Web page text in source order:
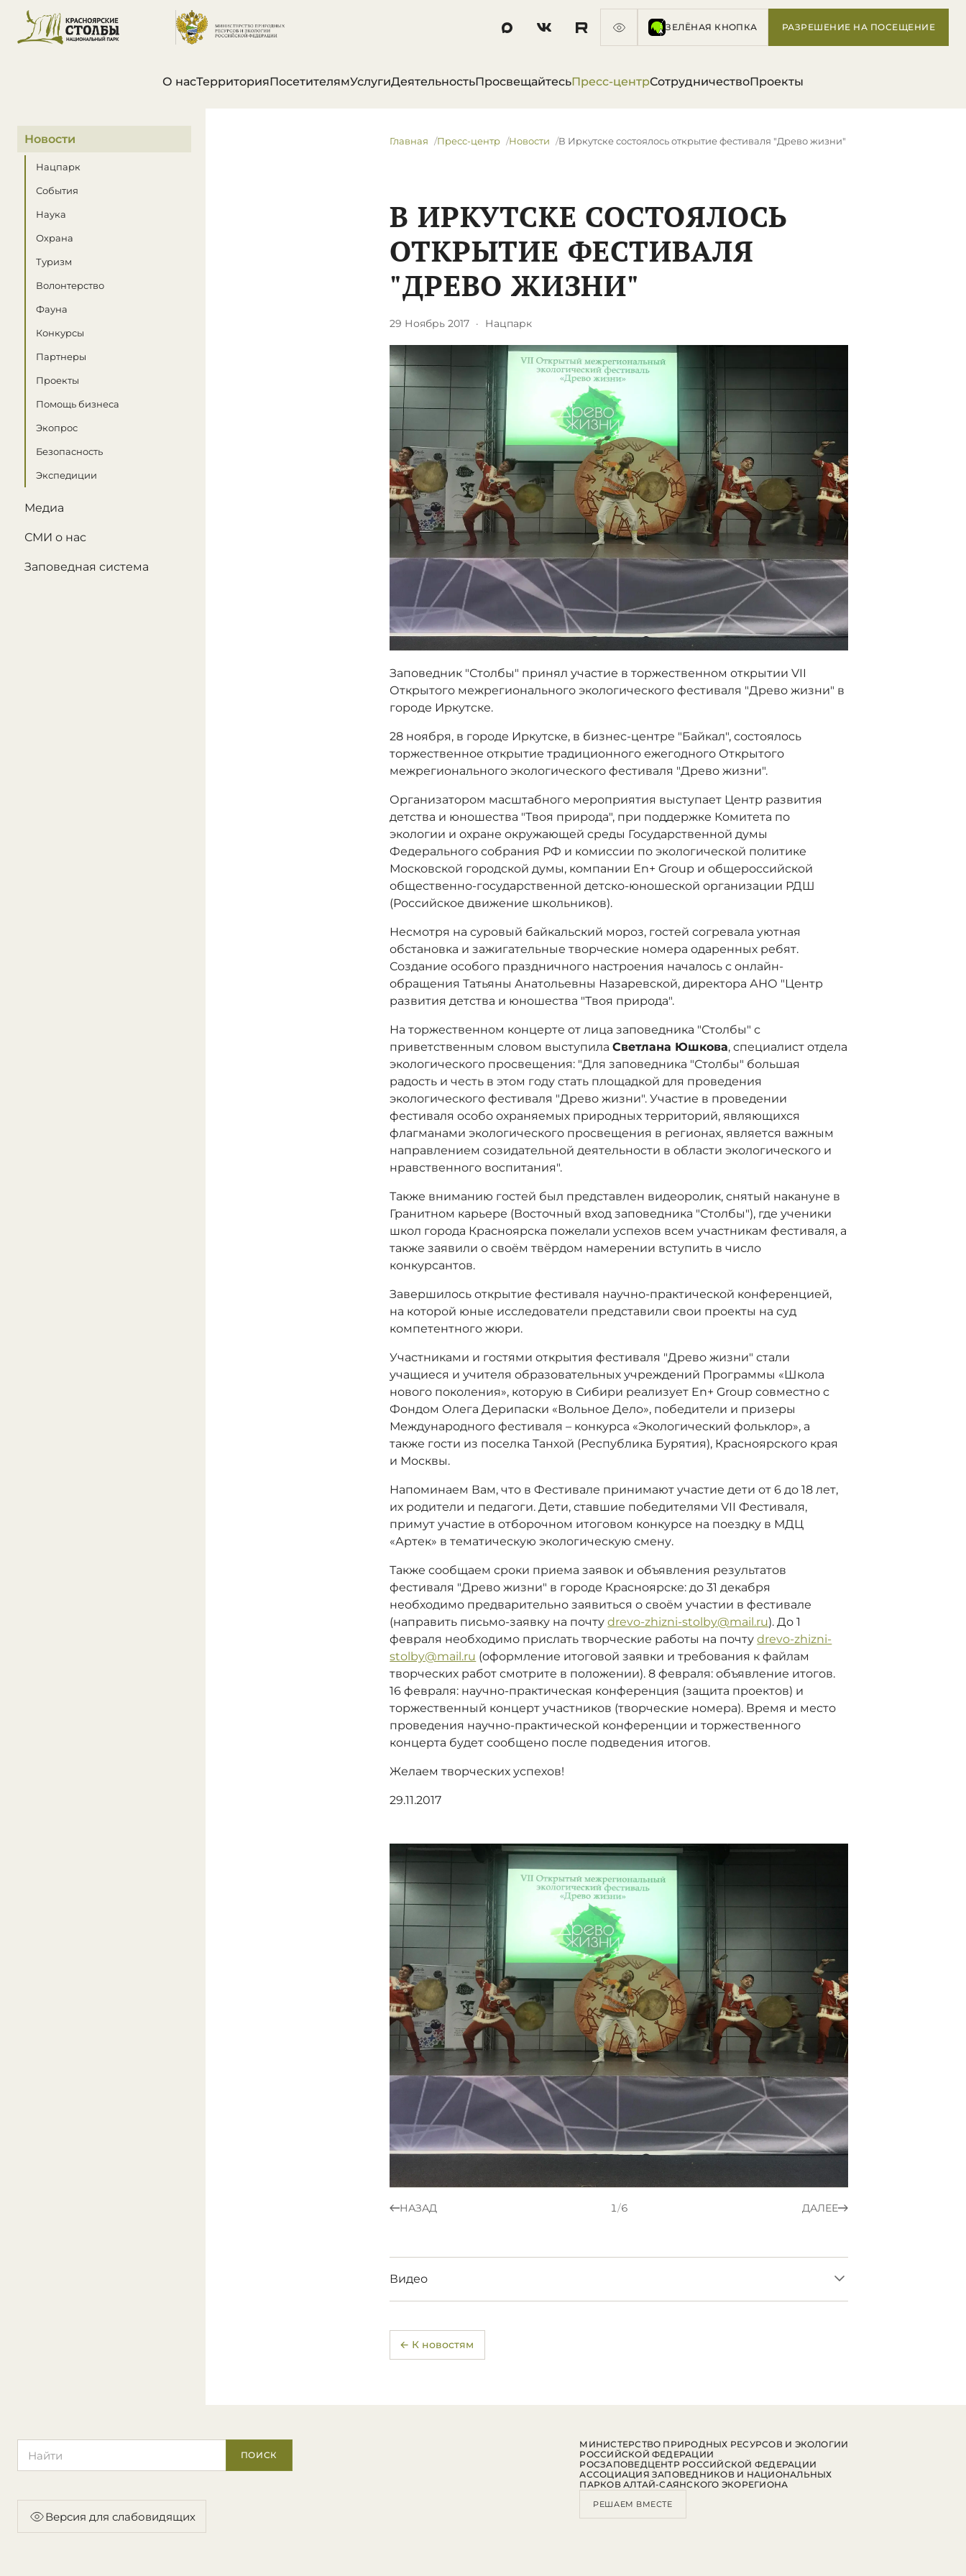
ЗЕЛЁНАЯ КНОПКА РАЗРЕШЕНИЕ НА ПОСЕЩЕНИЕ
О насТерриторияПосетителямУслугиДеятельностьПросвещайтесьПресс-центрСотрудничествоПроекты
В этом разделе
Новости
Нацпарк
События
Наука
Охрана
Туризм
Волонтерство
Фауна
Конкурсы
Партнеры
Проекты
Помощь бизнеса
Экопрос
Безопасность
Экспедиции
Медиа
СМИ о нас
Заповедная система
Главная Пресс-центр Новости В Иркутске состоялось открытие фестиваля "Древо жизни"
В ИРКУТСКЕ СОСТОЯЛОСЬ
ОТКРЫТИЕ ФЕСТИВАЛЯ
"ДРЕВО ЖИЗНИ"
29 Ноябрь 2017 · Нацпарк
Заповедник "Столбы" принял участие в торжественном открытии VII
Открытого межрегионального экологического фестиваля "Древо жизни" в
городе Иркутске.
28 ноября, в городе Иркутске, в бизнес-центре "Байкал", состоялось
торжественное открытие традиционного ежегодного Открытого
межрегионального экологического фестиваля "Древо жизни".
Организатором масштабного мероприятия выступает Центр развития
детства и юношества "Твоя природа", при поддержке Комитета по
экологии и охране окружающей среды Государственной думы
Федерального собрания РФ и комиссии по экологической политике
Московской городской думы, компании En+ Group и общероссийской
общественно-государственной детско-юношеской организации РДШ
(Российское движение школьников).
Несмотря на суровый байкальский мороз, гостей согревала уютная
обстановка и зажигательные творческие номера одаренных ребят.
Создание особого праздничного настроения началось с онлайн-
обращения Татьяны Анатольевны Назаревской, директора АНО "Центр
развития детства и юношества "Твоя природа".
На торжественном концерте от лица заповедника "Столбы" с
приветственным словом выступилаСветлана Юшкова, специалист отдела
экологического просвещения: "Для заповедника "Столбы" большая
радость и честь в этом году стать площадкой для проведения
экологического фестиваля "Древо жизни". Участие в проведении
фестиваля особо охраняемых природных территорий, являющихся
флагманами экологического просвещения в регионах, является важным
направлением созидательной деятельности в области экологического и
нравственного воспитания".
Также вниманию гостей был представлен видеоролик, снятый накануне в
Гранитном карьере (Восточный вход заповедника "Столбы"), где ученики
школ города Красноярска пожелали успехов всем участникам фестиваля, а
также заявили о своём твёрдом намерении вступить в число
конкурсантов.
Завершилось открытие фестиваля научно-практической конференцией,
на которой юные исследователи представили свои проекты на суд
компетентного жюри.
Участниками и гостями открытия фестиваля "Древо жизни" стали
учащиеся и учителя образовательных учреждений Программы «Школа
нового поколения», которую в Сибири реализует En+ Group совместно с
Фондом Олега Дерипаски «Вольное Дело», победители и призеры
Международного фестиваля – конкурса «Экологический фольклор», а
также гости из поселка Танхой (Республика Бурятия), Красноярского края
и Москвы.
Напоминаем Вам, что в Фестивале принимают участие дети от 6 до 18 лет,
их родители и педагоги. Дети, ставшие победителями VII Фестиваля,
примут участие в отборочном итоговом конкурсе на поездку в МДЦ
«Артек» в тематическую экологическую смену.
Также сообщаем сроки приема заявок и объявления результатов
фестиваля "Древо жизни" в городе Красноярске: до 31 декабря
необходимо предварительно заявиться о своём участии в фестивале
(направить письмо-заявку на почту‪drevo-zhizni-stolby@mail.ru). ‪До 1
февраля необходимо прислать творческие работы на почту‪drevo-zhizni-
stolby@mail.ru (оформление итоговой заявки и требования к файлам
творческих работ смотрите в положении). ‪8 февраля: объявление итогов.
‪16 февраля: научно-практическая конференция (защита проектов) и
торжественный концерт участников (творческие номера). Время и место
проведения научно-практической конференции и торжественного
концерта будет сообщено после подведения итогов.
Желаем творческих успехов!
29.11.2017
НАЗАД 1/6 ДАЛЕЕ
Видео
← К новостям
ПОИСК
Версия для слабовидящих
МИНИСТЕРСТВО ПРИРОДНЫХ РЕСУРСОВ И ЭКОЛОГИИ
РОССИЙСКОЙ ФЕДЕРАЦИИ
РОСЗАПОВЕДЦЕНТР РОССИЙСКОЙ ФЕДЕРАЦИИ
АССОЦИАЦИЯ ЗАПОВЕДНИКОВ И НАЦИОНАЛЬНЫХ
ПАРКОВ АЛТАЙ-САЯНСКОГО ЭКОРЕГИОНА
РЕШАЕМ ВМЕСТЕ